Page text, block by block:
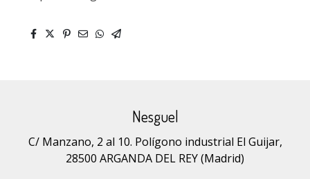
Nesguel
C/ Manzano, 2 al 10. Polígono industrial El Guijar,
28500 ARGANDA DEL REY (Madrid)